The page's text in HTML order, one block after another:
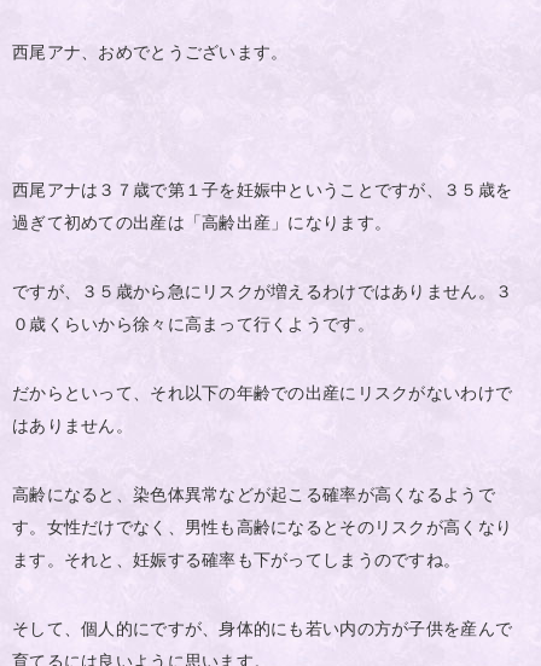
西尾アナ、おめでとうございます。
西尾アナは３７歳で第１子を妊娠中ということですが、３５歳を
過ぎて初めての出産は「高齢出産」になります。
ですが、３５歳から急にリスクが増えるわけではありません。３
０歳くらいから徐々に高まって行くようです。
だからといって、それ以下の年齢での出産にリスクがないわけで
はありません。
高齢になると、染色体異常などが起こる確率が高くなるようで
す。女性だけでなく、男性も高齢になるとそのリスクが高くなり
ます。それと、妊娠する確率も下がってしまうのですね。
そして、個人的にですが、身体的にも若い内の方が子供を産んで
育てるには良いように思います。